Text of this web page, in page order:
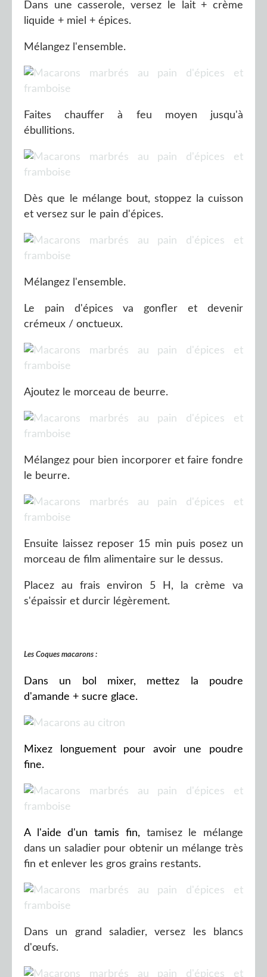
Dans une casserole, versez le lait + crème
liquide + miel + épices.
Mélangez l'ensemble.
Faites chauffer à feu moyen jusqu'à
ébullitions.
Dès que le mélange bout, stoppez la cuisson
et versez sur le pain d'épices.
Mélangez l'ensemble.
Le pain d'épices va gonfler et devenir
crémeux / onctueux.
Ajoutez le morceau de beurre.
Mélangez pour bien incorporer et faire fondre
le beurre.
Ensuite laissez reposer 15 min puis posez un
morceau de film alimentaire sur le dessus.
Placez au frais environ 5 H, la crème va
s'épaissir et durcir légèrement.
Les Coques macarons :
Dans un bol mixer, mettez la poudre
d'amande + sucre glace.
Mixez longuement pour avoir une poudre
fine.
A l'aide d'un tamis fin, tamisez le mélange
dans un saladier pour obtenir un mélange très
fin et enlever les gros grains restants.
Dans un grand saladier, versez les blancs
d'œufs.